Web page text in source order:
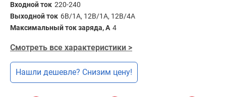
Входной ток 220-240
Выходной ток 6В/1А, 12В/1А, 12В/4А
Максимальный ток заряда, А 4
Смотреть все характеристики >
Нашли дешевле? Снизим цену!